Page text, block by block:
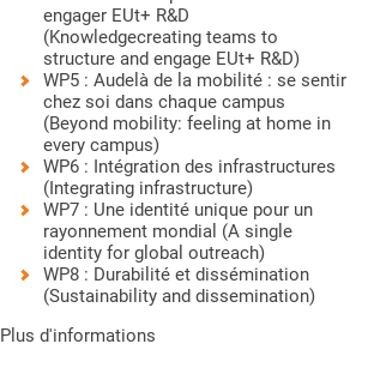
engager EUt+ R&D
(Knowledgecreating teams to
structure and engage EUt+ R&D)
WP5 : Audelà de la mobilité : se sentir
chez soi dans chaque campus
(Beyond mobility: feeling at home in
every campus)
WP6 : Intégration des infrastructures
(Integrating infrastructure)
WP7 : Une identité unique pour un
rayonnement mondial (A single
identity for global outreach)
WP8 : Durabilité et dissémination
(Sustainability and dissemination)
Plus d'informations